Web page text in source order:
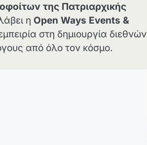
της Πατριαρχικής
η Open Ways Events &
στη δημιουργία διεθνών
από όλο τον κόσμο.